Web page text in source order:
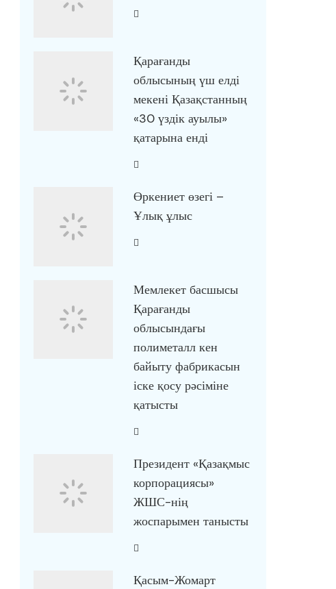
Қарағанды
облысының үш елді
мекені Қазақстанның
«30 үздік ауылы»
қатарына енді
Өркениет өзегі –
Ұлық ұлыс
Мемлекет басшысы
Қарағанды
облысындағы
полиметалл кен
байыту фабрикасын
іске қосу рәсіміне
қатысты
Президент «Қазақмыс
корпорациясы»
ЖШС-нің
жоспарымен танысты
Қасым-Жомарт